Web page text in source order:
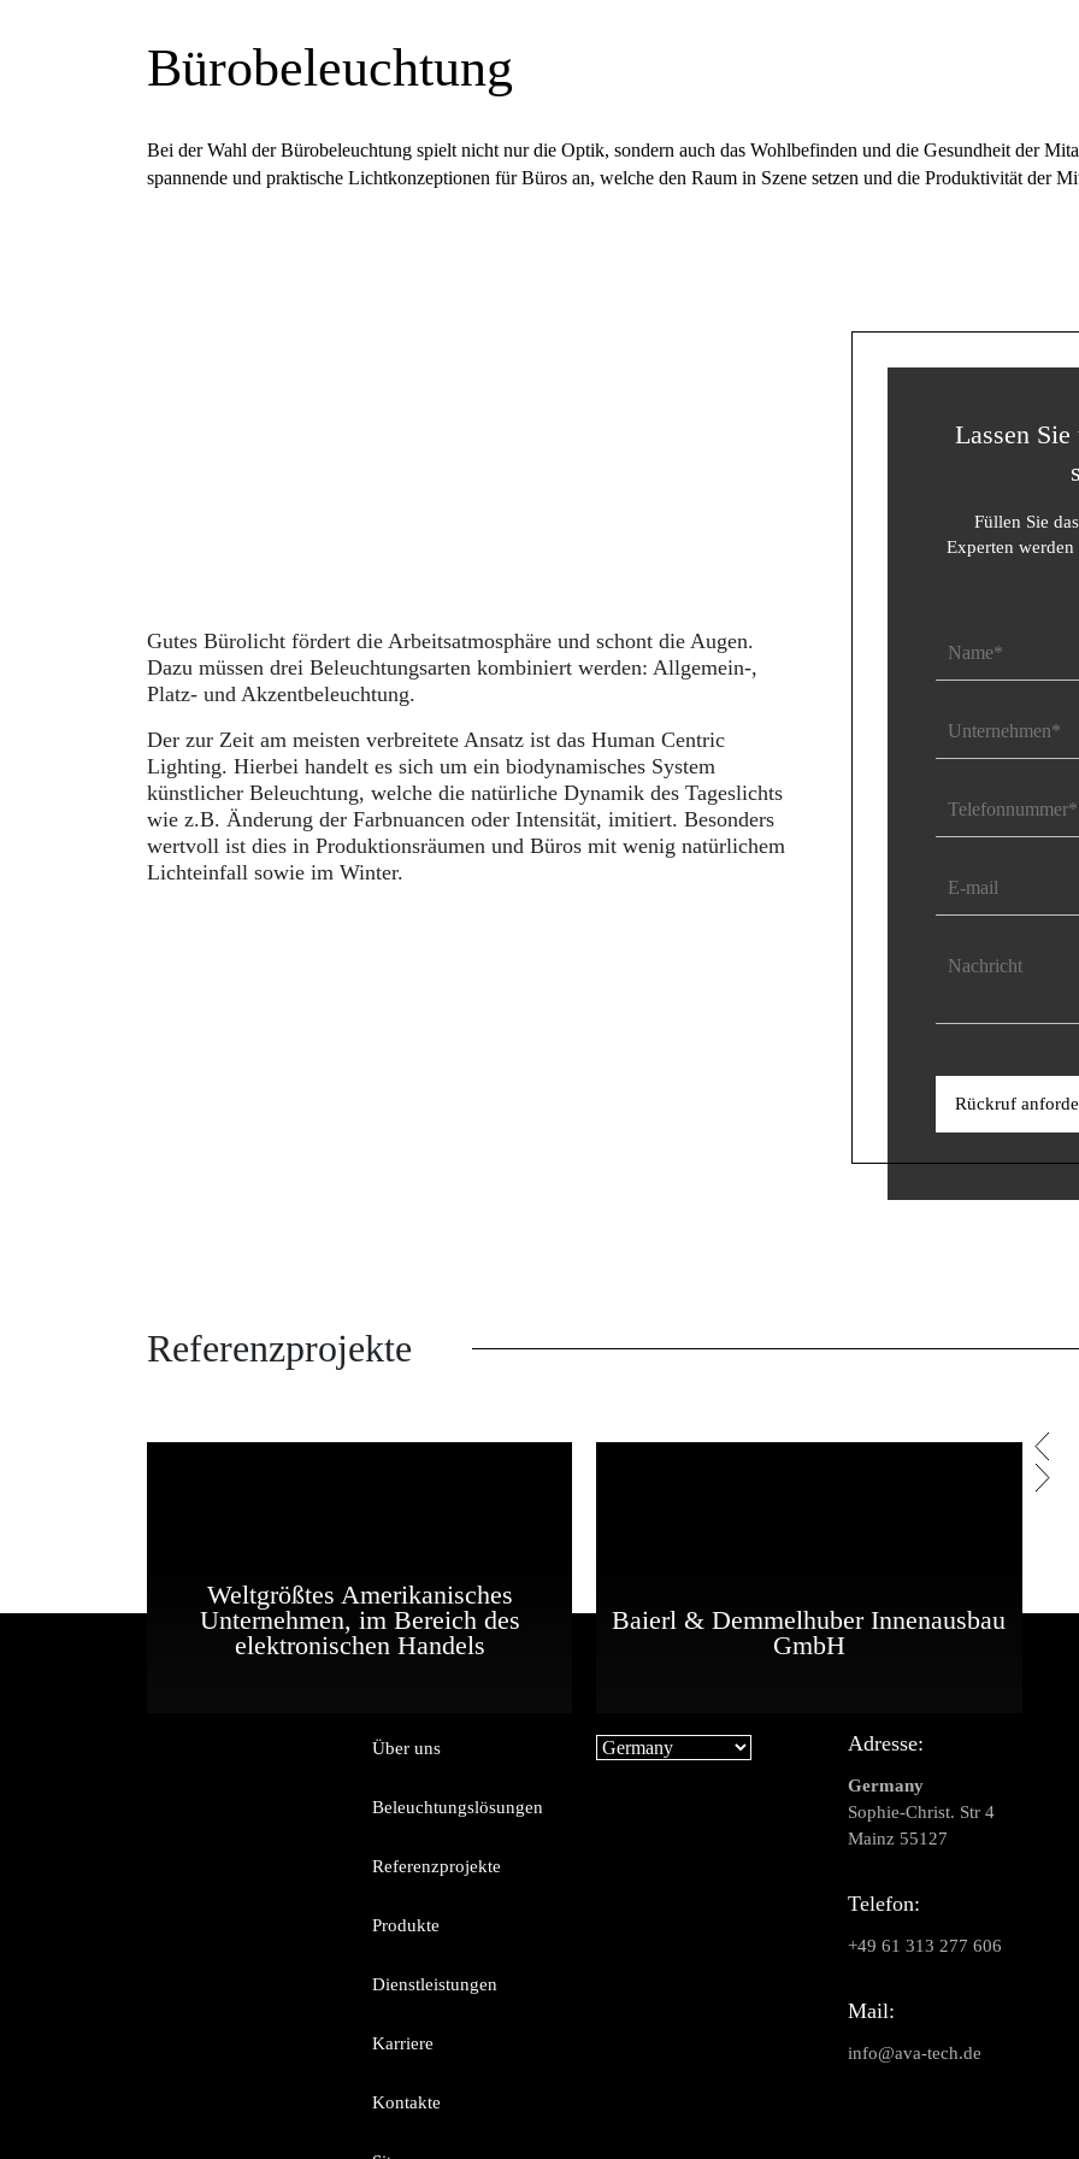
Bürobeleuchtung
Bei der Wahl der Bürobeleuchtung spielt nicht nur die Optik, sondern auch das Wohlbefinden und die Gesundheit der
spannende und praktische Lichtkonzeptionen für Büros an, welche den Raum in Szene setzen und die Produktivität der
Gutes Bürolicht fördert die Arbeitsatmosphäre und schont die Augen.
Dazu müssen drei Beleuchtungsarten kombiniert werden: Allgemein-,
Platz- und Akzentbeleuchtung.
Der zur Zeit am meisten verbreitete Ansatz ist das Human Centric
Lighting. Hierbei handelt es sich um ein biodynamisches System
künstlicher Beleuchtung, welche die natürliche Dynamik des Tageslichts
wie z.B. Änderung der Farbnuancen oder Intensität, imitiert. Besonders
wertvoll ist dies in Produktionsräumen und Büros mit wenig natürlichem
Lichteinfall sowie im Winter.
Lassen
Füllen Sie
Experten
Rückruf
Referenzprojekte
Weltgrößtes Amerikanisches
Unternehmen, im Bereich des
elektronischen Handels
Baierl & Demmelhuber Innenausbau
GmbH
Über uns
Beleuchtungslösungen
Referenzprojekte
Produkte
Dienstleistungen
Karriere
Kontakte
Adresse:
Germany
Sophie-Christ. Str 4
Mainz 55127
Telefon:
+49 61 313 277 606
Mail:
info@ava-tech.de